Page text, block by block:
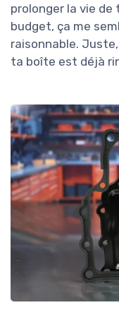
prolonger la vie de
budget, ça me
raisonnable.
ta boîte est déjà